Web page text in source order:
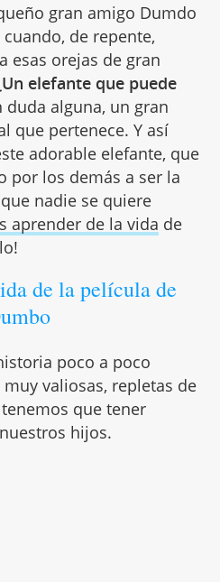
gran amigo Dumdo
de repente,
esas orejas de gran
elefante que puede
alguna, un gran
que pertenece. Y así
adorable elefante, que
por los demás a ser la
nadie se quiere
aprender de la vida de
de la película de
poco a poco
valiosas, repletas de
que tener
hijos.